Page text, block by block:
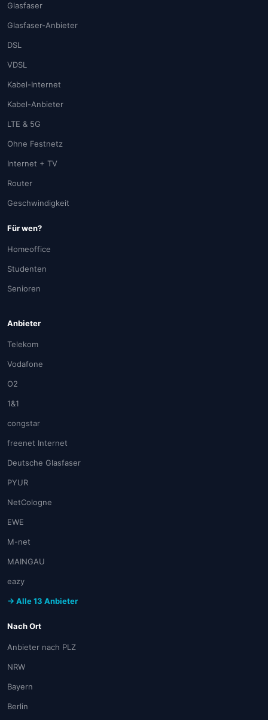
Glasfaser
Glasfaser-Anbieter
DSL
VDSL
Kabel-Internet
Kabel-Anbieter
LTE & 5G
Ohne Festnetz
Internet + TV
Router
Geschwindigkeit
Für wen?
Homeoffice
Studenten
Senioren
Anbieter
Telekom
Vodafone
O2
1&1
congstar
freenet Internet
Deutsche Glasfaser
PYUR
NetCologne
EWE
M-net
MAINGAU
eazy
→ Alle 13 Anbieter
Nach Ort
Anbieter nach PLZ
NRW
Bayern
Berlin